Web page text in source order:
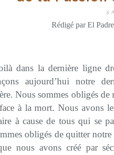
5
Rédigé par El
dans la dernière ligne
aujourd’hui notre
Nous sommes obligés de
à la mort. Nous avons
à cause de tous qui se
obligés de quitter
nous avons créé par